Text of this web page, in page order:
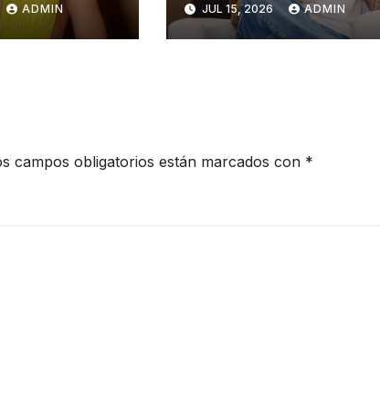
indebido
ADMIN
me veían como
dinero
JUL 15, 2026 ADMIN
campos obligatorios están marcados con *